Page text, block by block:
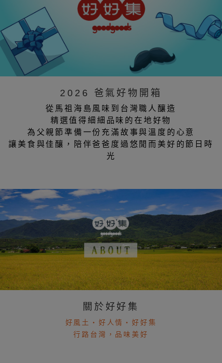
2026 爸氣好物開箱
從馬祖海島風味到台灣職人釀造
精選值得細細品味的在地好物
為父親節準備一份充滿故事與溫度的心意
讓美食與佳釀，陪伴爸爸度過悠閒而美好的節日時
光
關於好好集
好風土・好人情・好好集
行路台灣，品味美好